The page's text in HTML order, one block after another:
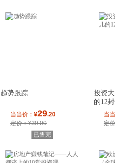
趋势跟踪
当当价： ¥29.20
定价：¥39.00
已售完
投资
的12
当
定